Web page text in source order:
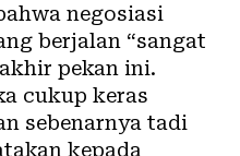
negosiasi
berjalan “sangat
pekan ini.
cukup keras
sebenarnya tadi
kepada